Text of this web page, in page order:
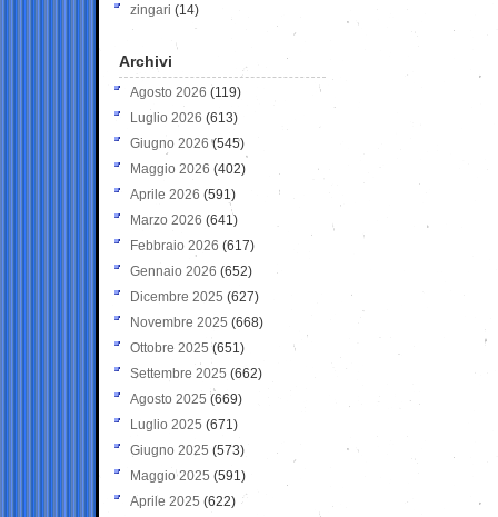
zingari (14)
Archivi
Agosto 2026 (119)
Luglio 2026 (613)
Giugno 2026 (545)
Maggio 2026 (402)
Aprile 2026 (591)
Marzo 2026 (641)
Febbraio 2026 (617)
Gennaio 2026 (652)
Dicembre 2025 (627)
Novembre 2025 (668)
Ottobre 2025 (651)
Settembre 2025 (662)
Agosto 2025 (669)
Luglio 2025 (671)
Giugno 2025 (573)
Maggio 2025 (591)
Aprile 2025 (622)